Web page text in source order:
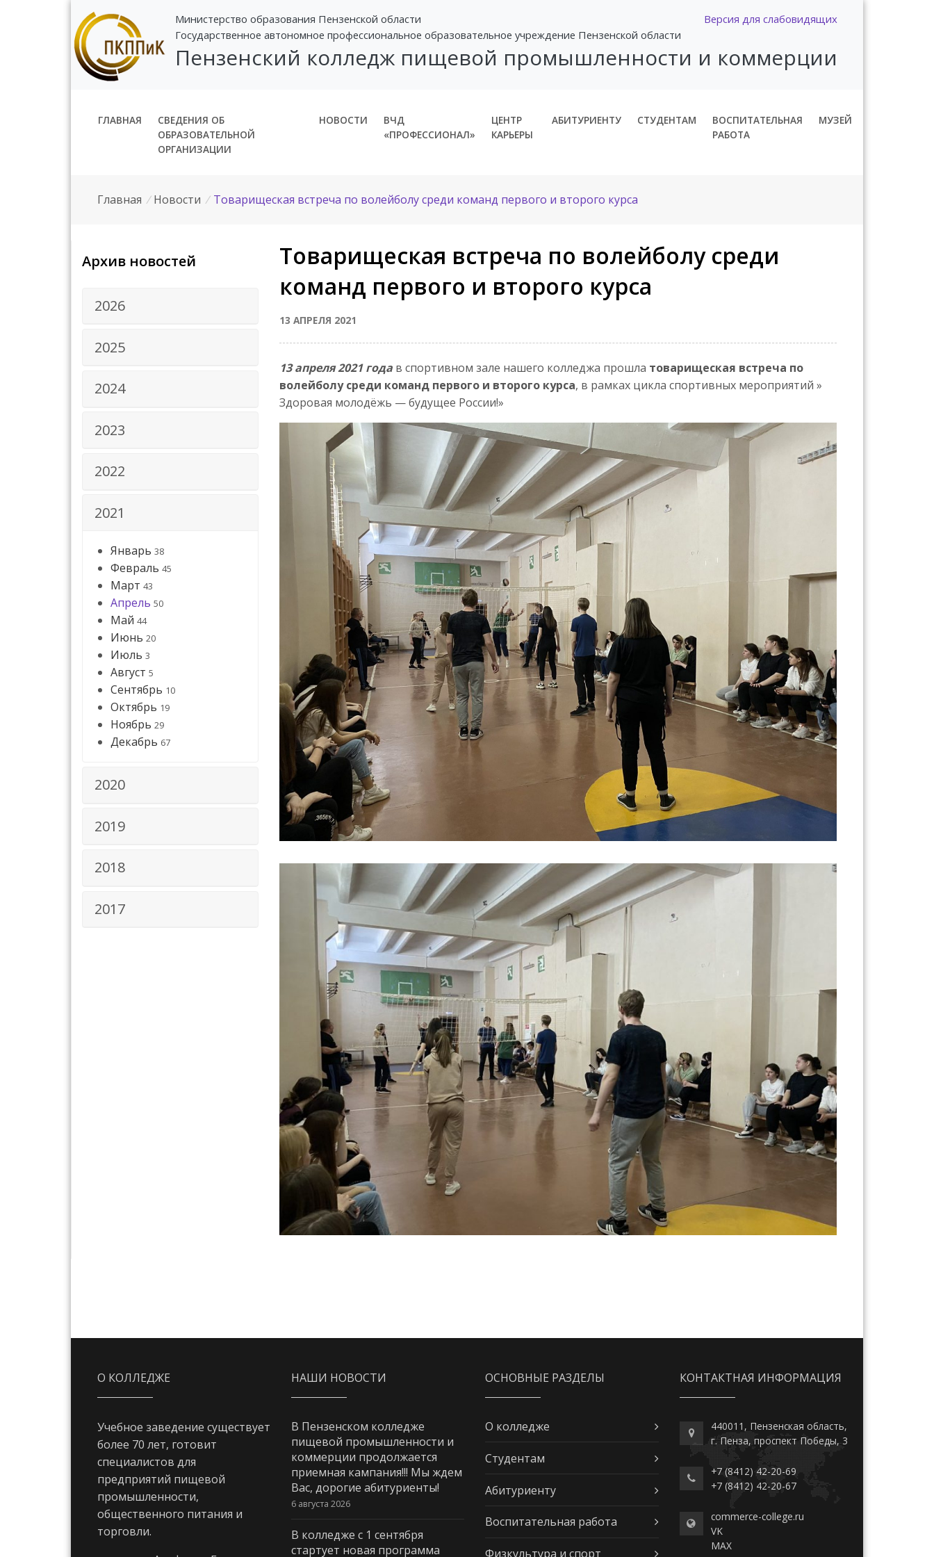
Версия для слабовидящих
Министерство образования Пензенской области
Государственное автономное профессиональное образовательное учреждение Пензенской области
Пензенский колледж пищевой промышленности и коммерции
ГЛАВНАЯ
СВЕДЕНИЯ ОБ
ОБРАЗОВАТЕЛЬНОЙ
ОРГАНИЗАЦИИ
НОВОСТИ
ВЧД
«ПРОФЕССИОНАЛ»
ЦЕНТР
КАРЬЕРЫ
АБИТУРИЕНТУ СТУДЕНТАМ
ВОСПИТАТЕЛЬНАЯ
РАБОТА
МУЗЕЙ
Главная / Новости / Товарищеская встреча по волейболу среди команд первого и второго курса
Архив новостей
2026
2025
2024
2023
2022
2021
Январь 38
Февраль 45
Март 43
Апрель 50
Май 44
Июнь 20
Июль 3
Август 5
Сентябрь 10
Октябрь 19
Ноябрь 29
Декабрь 67
2020
2019
2018
2017
Товарищеская встреча по волейболу среди
команд первого и второго курса
13 АПРЕЛЯ 2021
13 апреля 2021 года в спортивном зале нашего колледжа прошла товарищеская встреча по
волейболу среди команд первого и второго курса, в рамках цикла спортивных мероприятий »
Здоровая молодёжь — будущее России!»
О КОЛЛЕДЖЕ
Учебное заведение существует
более 70 лет, готовит
специалистов для
предприятий пищевой
промышленности,
общественного питания и
торговли.
НАШИ НОВОСТИ
В Пензенском колледже
пищевой промышленности и
коммерции продолжается
приемная кампания!!! Мы ждем
Вас, дорогие абитуриенты!
6 августа 2026
В колледже с 1 сентября
стартует новая программа
ОСНОВНЫЕ РАЗДЕЛЫ
О колледже
Студентам
Абитуриенту
Воспитательная работа
Физкультура и спорт
КОНТАКТНАЯ ИНФОРМАЦИЯ
440011, Пензенская область,
г. Пенза, проспект Победы, 3
+7 (8412) 42-20-69
+7 (8412) 42-20-67
commerce-college.ru
VK
MAX